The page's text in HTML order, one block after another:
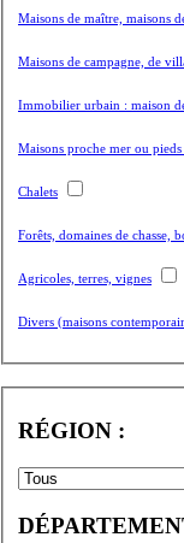
Maisons de maître, maisons
Maisons de campagne, de
Immobilier urbain : maison
Maisons proche mer ou
Chalets
Forêts, domaines de chasse,
Agricoles, terres, vignes
Divers (maisons
RÉGION :